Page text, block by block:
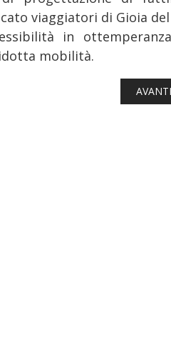
viaggiatori di Gioia
in
mobilità.
ETR 460, LA PARABOLA AVANTI